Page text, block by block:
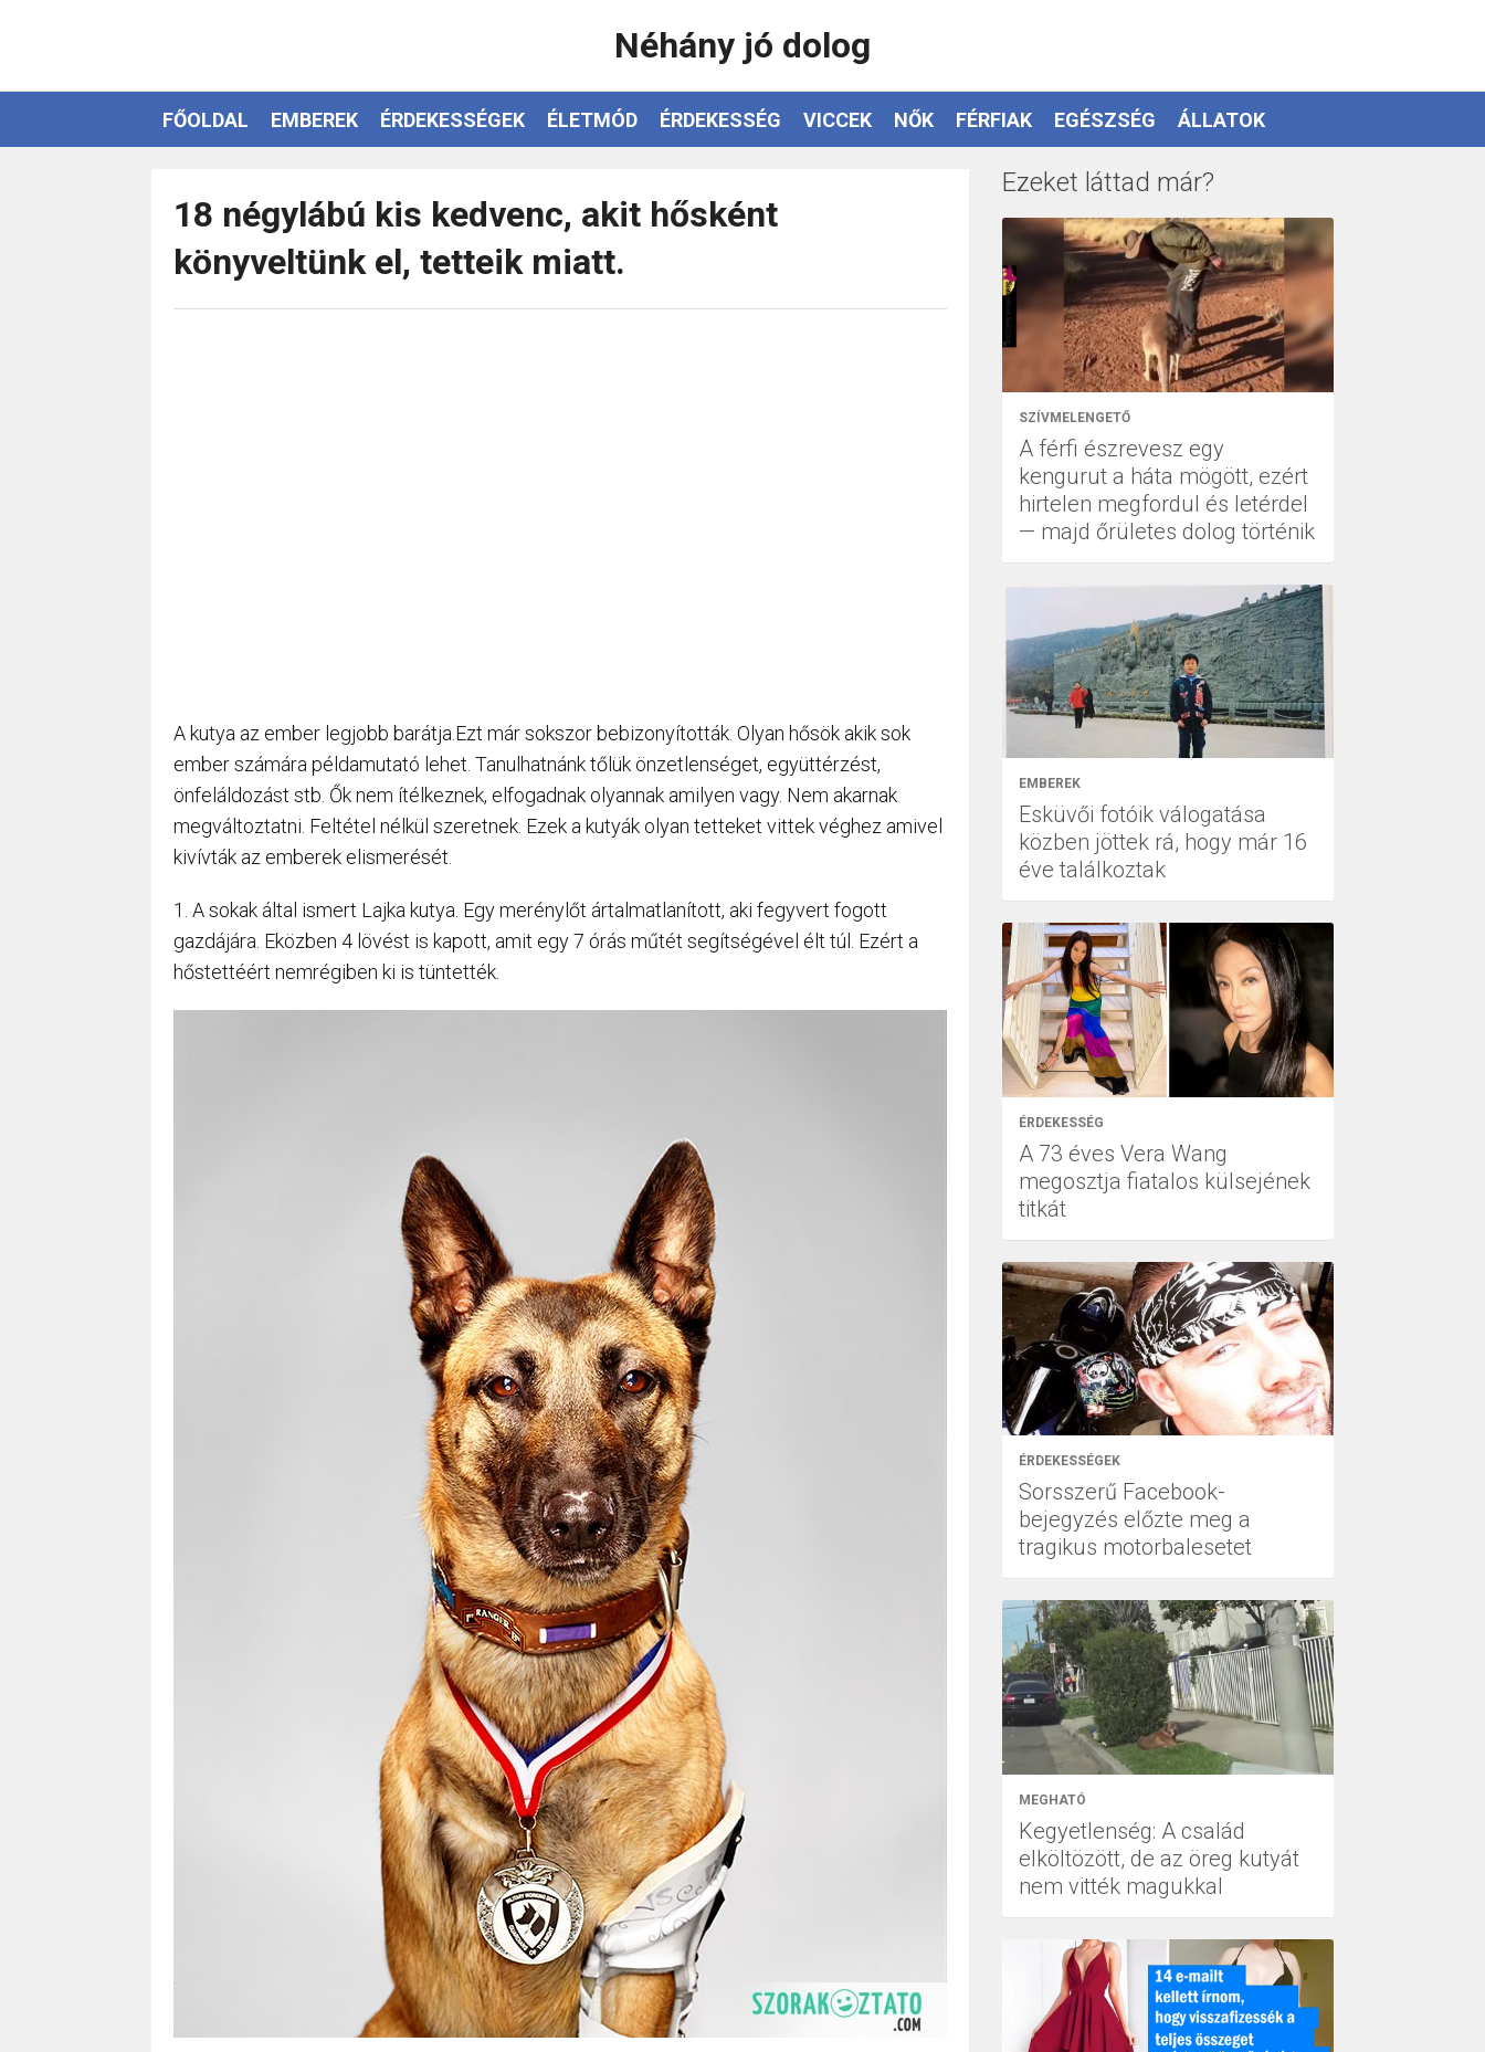
Néhány jó dolog
FŐOLDAL EMBEREK ÉRDEKESSÉGEK ÉLETMÓD ÉRDEKESSÉG VICCEK NŐK FÉRFIAK EGÉSZSÉG ÁLLATOK
18 négylábú kis kedvenc, akit hősként
könyveltünk el, tetteik miatt.
A kutya az ember legjobb barátja.Ezt már sokszor bebizonyították. Olyan hősök akik sok
ember számára példamutató lehet. Tanulhatnánk tőlük önzetlenséget, együttérzést,
önfeláldozást stb. Ők nem ítélkeznek, elfogadnak olyannak amilyen vagy. Nem akarnak
megváltoztatni. Feltétel nélkül szeretnek. Ezek a kutyák olyan tetteket vittek véghez amivel
kivívták az emberek elismerését.
1. A sokak által ismert Lajka kutya. Egy merénylőt ártalmatlanított, aki fegyvert fogott
gazdájára. Eközben 4 lövést is kapott, amit egy 7 órás műtét segítségével élt túl. Ezért a
hőstettéért nemrégiben ki is tüntették.
Ezeket láttad már?
SZÍVMELENGETŐ
A férfi észrevesz egy
kengurut a háta mögött, ezért
hirtelen megfordul és letérdel
— majd őrületes dolog történik
EMBEREK
Esküvői fotóik válogatása
közben jöttek rá, hogy már 16
éve találkoztak
ÉRDEKESSÉG
A 73 éves Vera Wang
megosztja fiatalos külsejének
titkát
ÉRDEKESSÉGEK
Sorsszerű Facebook-
bejegyzés előzte meg a
tragikus motorbalesetet
MEGHATÓ
Kegyetlenség: A család
elköltözött, de az öreg kutyát
nem vitték magukkal